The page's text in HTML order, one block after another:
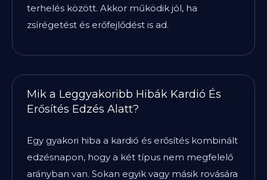
terhelés között. Akkor működik jól, ha
zsírégetést és erőfejlődést is ad.
Mik a Leggyakoribb Hibák Kardió És
Erősítés Edzés Alatt?
Egy gyakori hiba a kardió és erősítés kombinált
edzésnapon, hogy a két típus nem megfelelő
arányban van. Sokan egyik vagy másik rovására